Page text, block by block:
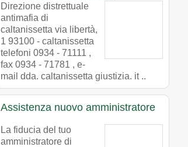
Direzione distrettuale
antimafia di
caltanissetta via libertà,
1 93100 - caltanissetta
telefoni 0934 - 71111 ,
fax 0934 - 71781 , e-
mail dda. caltanissetta giustizia. it ..
Assistenza nuovo amministratore
La fiducia del tuo
amministratore di